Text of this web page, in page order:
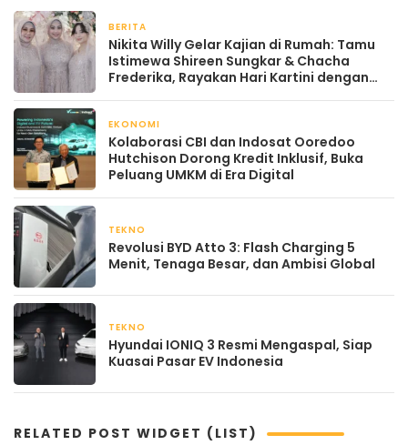
BERITA
Nikita Willy Gelar Kajian di Rumah: Tamu
Istimewa Shireen Sungkar & Chacha
Frederika, Rayakan Hari Kartini dengan
EKONOMI
Kolaborasi CBI dan Indosat Ooredoo
Hutchison Dorong Kredit Inklusif, Buka
Peluang UMKM di Era Digital
TEKNO
Revolusi BYD Atto 3: Flash Charging 5
Menit, Tenaga Besar, dan Ambisi Global
TEKNO
Hyundai IONIQ 3 Resmi Mengaspal, Siap
Kuasai Pasar EV Indonesia
RELATED POST WIDGET (LIST)